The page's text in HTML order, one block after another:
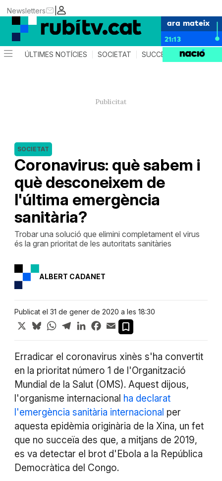
|
Newsletters
ara mateix
21:13
ÚLTIMES NOTÍCIES SOCIETAT SUCCESSOS
Coronavirus: què sabem i
què desconeixem de
l'última emergència
sanitària?
SOCIETAT
Trobar una solució que elimini completament el virus
és la gran prioritat de les autoritats sanitàries
ALBERT CADANET
Publicat el 31 de gener de 2020 a les 18:30
X BlueskyWhatsApp
TelegramLinkedInFacebook
Email
Erradicar el coronavirus xinès s'ha convertit
en la prioritat número 1 de l'Organització
Mundial de la Salut (OMS). Aquest dijous,
l'organisme internacional ha declarat
l'emergència sanitària internacional per
aquesta epidèmia originària de la Xina, un fet
que no succeïa des que, a mitjans de 2019,
es va detectar el brot d'Ebola a la República
Democràtica del Congo.